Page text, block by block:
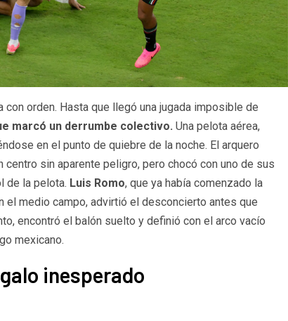
orden. Hasta que llegó una jugada imposible de
marcó un derrumbe colectivo. Una pelota aérea,
en el punto de quiebre de la noche. El arquero
centro sin aparente peligro, pero chocó con uno de sus
de la pelota. Luis Romo, que ya había comenzado la
el medio campo, advirtió el desconcierto antes que
encontró el balón suelto y definió con el arco vacío
mexicano.
inesperado